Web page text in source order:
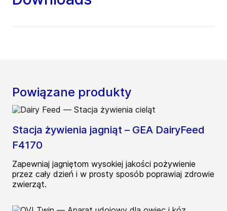
Powiązane produkty
Stacja żywienia jagniąt – GEA DairyFeed
F4170
Zapewniaj jagniętom wysokiej jakości pożywienie
przez cały dzień i w prosty sposób poprawiaj zdrowie
zwierząt.